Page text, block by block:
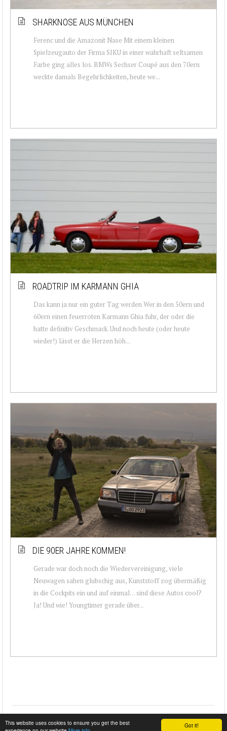
Got it!
This website uses cookies to ensure you get the best
SHARKNOSE AUS MÜNCHEN
Ferenc und die Amazonit Nase Mit einem kleinen
Spielzeugauto der Firma SIKU in einer wahrhaft seltsamen
Farbe ging alles los. BMWs Sechser Coupé aus den 70ern
weckte damals Begehrlichkeiten, heute we...
ROADTRIP IM KARMANN GHIA
Das kann ja nur ein guter Tag werden Wer in den 50ern und
60ern einen feuerroten Karmann Ghia fuhr, der oder die
hatte definitiv Geschmack. Und noch heute (oder heute
wieder!) lässt er die Herzen höh...
DIE 90ER JAHRE KOMMEN!
Gerade war doch noch die Wiedervereinigung, viele
Neuwagen sahen glubschig aus, Kunststoff zog übermäßig
in die Cockpits ein und auf einmal… sind diese Autos cool?
Ja! Und wie! Youngtimer gerade über...